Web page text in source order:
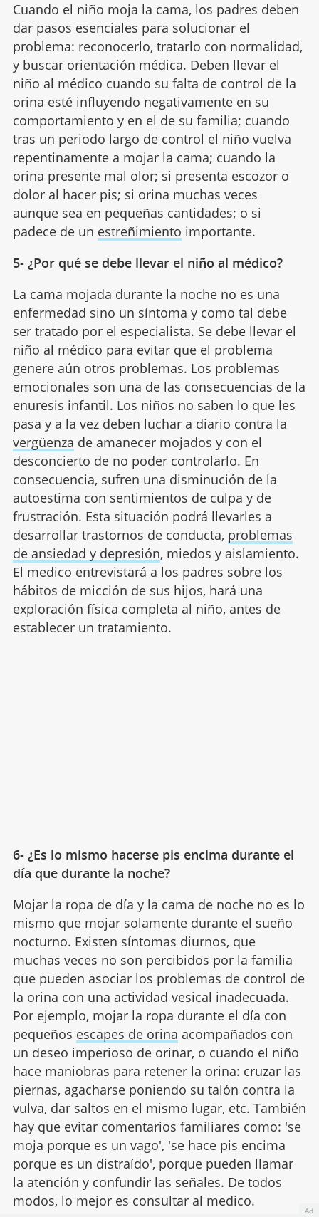
Cuando el niño moja la cama, los padres deben
dar pasos esenciales para solucionar el
problema: reconocerlo, tratarlo con normalidad,
y buscar orientación médica. Deben llevar el
niño al médico cuando su falta de control de la
orina esté influyendo negativamente en su
comportamiento y en el de su familia; cuando
tras un periodo largo de control el niño vuelva
repentinamente a mojar la cama; cuando la
orina presente mal olor; si presenta escozor o
dolor al hacer pis; si orina muchas veces
aunque sea en pequeñas cantidades; o si
padece de un estreñimiento importante.
5- ¿Por qué se debe llevar el niño al médico?
La cama mojada durante la noche no es una
enfermedad sino un síntoma y como tal debe
ser tratado por el especialista. Se debe llevar el
niño al médico para evitar que el problema
genere aún otros problemas. Los problemas
emocionales son una de las consecuencias de la
enuresis infantil. Los niños no saben lo que les
pasa y a la vez deben luchar a diario contra la
vergüenza de amanecer mojados y con el
desconcierto de no poder controlarlo. En
consecuencia, sufren una disminución de la
autoestima con sentimientos de culpa y de
frustración. Esta situación podrá llevarles a
desarrollar trastornos de conducta, problemas
de ansiedad y depresión, miedos y aislamiento.
El medico entrevistará a los padres sobre los
hábitos de micción de sus hijos, hará una
exploración física completa al niño, antes de
establecer un tratamiento.
6- ¿Es lo mismo hacerse pis encima durante el
día que durante la noche?
Mojar la ropa de día y la cama de noche no es lo
mismo que mojar solamente durante el sueño
nocturno. Existen síntomas diurnos, que
muchas veces no son percibidos por la familia
que pueden asociar los problemas de control de
la orina con una actividad vesical inadecuada.
Por ejemplo, mojar la ropa durante el día con
pequeños escapes de orina acompañados con
un deseo imperioso de orinar, o cuando el niño
hace maniobras para retener la orina: cruzar las
piernas, agacharse poniendo su talón contra la
vulva, dar saltos en el mismo lugar, etc. También
hay que evitar comentarios familiares como: 'se
moja porque es un vago', 'se hace pis encima
porque es un distraído', porque pueden llamar
la atención y confundir las señales. De todos
modos, lo mejor es consultar al medico.
Ad